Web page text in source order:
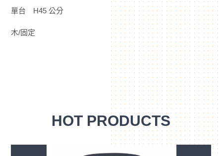
單台 H45 公分
木/固定
HOT PRODUCTS